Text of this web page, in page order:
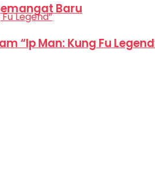
Baru
“Ip Man: Kung Fu